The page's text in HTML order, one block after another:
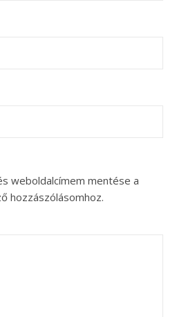
weboldalcímem mentése a
hozzászólásomhoz.